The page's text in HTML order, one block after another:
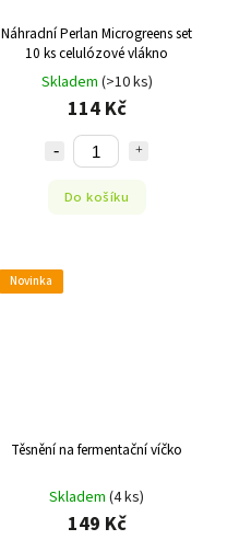
Náhradní Perlan Microgreens set
10 ks celulózové vlákno
Skladem (>10 ks)
114 Kč
Do košíku
Novinka
Těsnění na fermentační víčko
Skladem (4 ks)
149 Kč